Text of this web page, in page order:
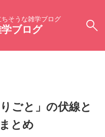
そうな雑学ブログ
学ブログ
ごと」の伏線と
とめ